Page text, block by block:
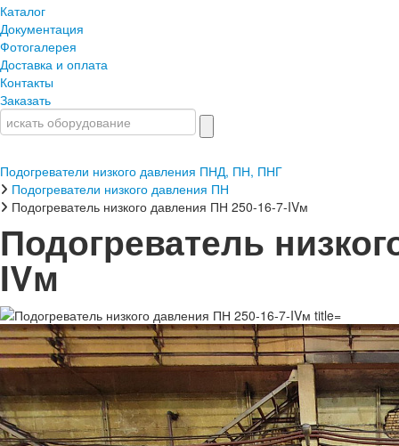
Каталог
Документация
Фотогалерея
Доставка и оплата
Контакты
Заказать
Подогреватели низкого давления ПНД, ПН, ПНГ
Подогреватели низкого давления ПН
Подогреватель низкого давления ПН 250-16-7-IVм
Подогреватель
IVм